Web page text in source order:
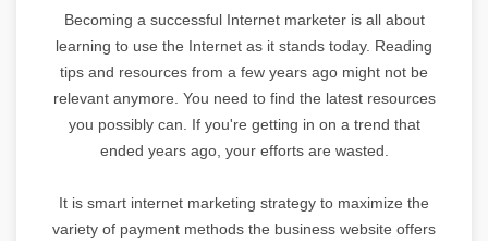
Becoming a successful Internet marketer is all about
learning to use the Internet as it stands today. Reading
tips and resources from a few years ago might not be
relevant anymore. You need to find the latest resources
you possibly can. If you're getting in on a trend that
ended years ago, your efforts are wasted.
It is smart internet marketing strategy to maximize the
variety of payment methods the business website offers